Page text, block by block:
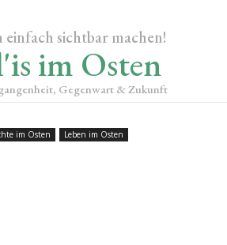
einfach sichtbar machen!
im Osten
Gegenwart & Zukunft
im Osten Leben im Osten